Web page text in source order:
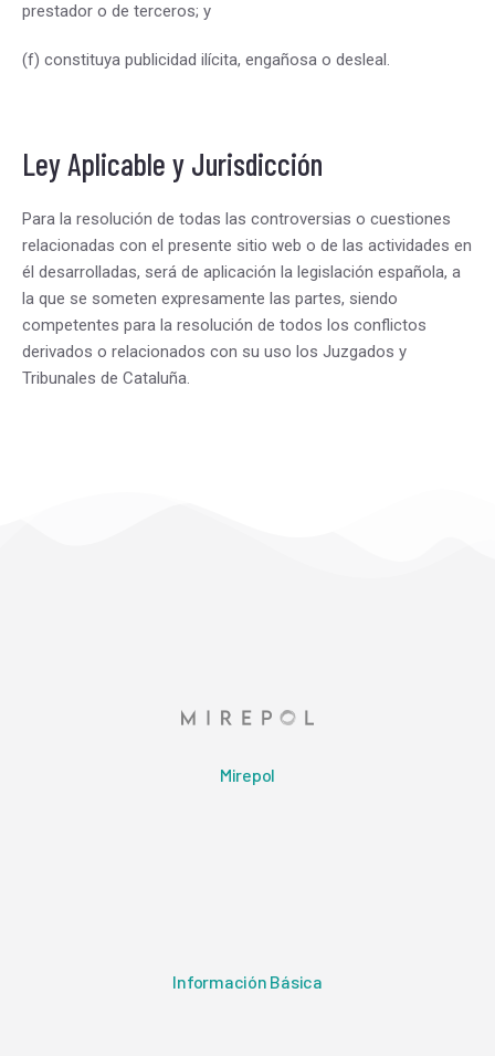
prestador o de terceros; y
(f) constituya publicidad ilícita, engañosa o desleal.
Ley Aplicable y Jurisdicción
Para la resolución de todas las controversias o cuestiones
relacionadas con el presente sitio web o de las actividades en
él desarrolladas, será de aplicación la legislación española, a
la que se someten expresamente las partes, siendo
competentes para la resolución de todos los conflictos
derivados o relacionados con su uso los Juzgados y
Tribunales de Cataluña.
Mirepol
Información Básica